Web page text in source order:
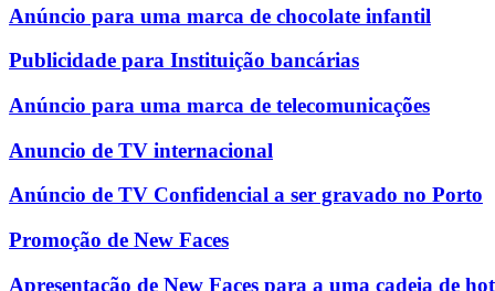
Anúncio para uma marca de chocolate infantil
Publicidade para Instituição bancárias
Anúncio para uma marca de telecomunicações
Anuncio de TV internacional
Anúncio de TV Confidencial a ser gravado no Porto
Promoção de New Faces
Apresentação de New Faces para a uma cadeia de